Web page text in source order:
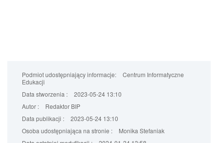
Podmiot udostępniający informacje:
Centrum Informatyczne
Edukacji
Data stworzenia :
2023-05-24 13:10
Autor :
Redaktor BIP
Data publikacji :
2023-05-24 13:10
Osoba udostępniająca na stronie :
Monika Stefaniak